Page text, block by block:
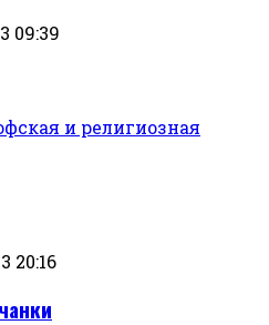
09:39
и религиозная
20:16